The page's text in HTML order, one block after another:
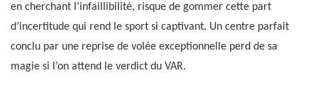
en cherchant l’infaillibilité, risque de gommer cette part
d’incertitude qui rend le sport si captivant. Un centre parfait
conclu par une reprise de volée exceptionnelle perd de sa
magie si l’on attend le verdict du VAR.